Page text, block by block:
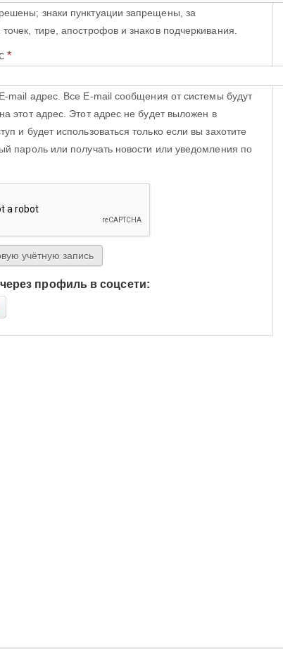
знаки пунктуации запрещены, за
тире, апострофов и знаков подчеркивания.
*
mail адрес. Все E-mail сообщения от системы будут
этот адрес. Этот адрес не будет выложен в
и будет использоваться только если вы захотите
пароль или получать новости или уведомления по
профиль в соцсети:
with Яндекс